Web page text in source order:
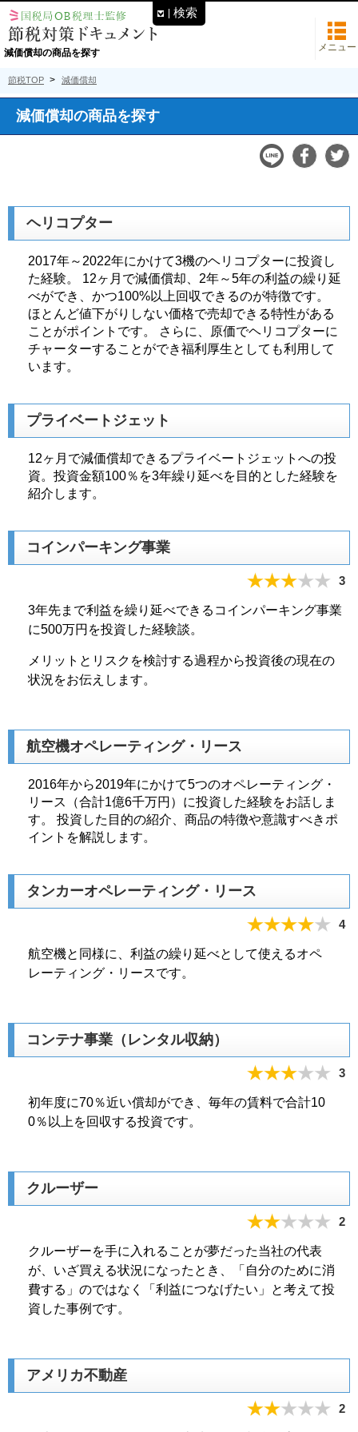
減価償却の商品を探す メニュー
節税TOP 減価償却
減価償却の商品を探す
ヘリコプター
2017年～2022年にかけて3機のヘリコプターに投資し
た経験。 12ヶ月で減価償却、2年～5年の利益の繰り延
べができ、かつ100%以上回収できるのが特徴です。
ほとんど値下がりしない価格で売却できる特性がある
ことがポイントです。 さらに、原価でヘリコプターに
チャーターすることができ福利厚生としても利用して
います。
プライベートジェット
12ヶ月で減価償却できるプライベートジェットへの投
資。投資金額100％を3年繰り延べを目的とした経験を
紹介します。
コインパーキング事業
3
3年先まで利益を繰り延べできるコインパーキング事業
に500万円を投資した経験談。
メリットとリスクを検討する過程から投資後の現在の
状況をお伝えします。
航空機オペレーティング・リース
2016年から2019年にかけて5つのオペレーティング・
リース（合計1億6千万円）に投資した経験をお話しま
す。 投資した目的の紹介、商品の特徴や意識すべきポ
イントを解説します。
タンカーオペレーティング・リース
4
航空機と同様に、利益の繰り延べとして使えるオペ
レーティング・リースです。
コンテナ事業（レンタル収納）
3
初年度に70％近い償却ができ、毎年の賃料で合計10
0％以上を回収する投資です。
クルーザー
2
クルーザーを手に入れることが夢だった当社の代表
が、いざ買える状況になったとき、「自分のために消
費する」のではなく「利益につなげたい」と考えて投
資した事例です。
アメリカ不動産
2
検索